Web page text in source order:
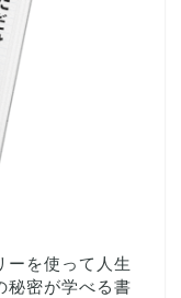
ーを使って人生
秘密が学べる書